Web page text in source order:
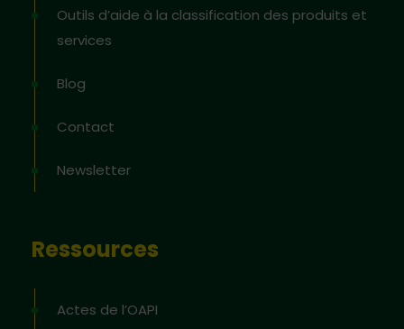
Outils d’aide à la classification des produits et
services
Blog
Contact
Newsletter
Ressources
Actes de l’OAPI